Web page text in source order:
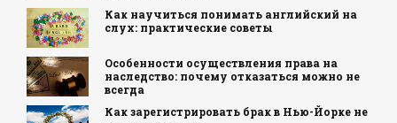
Как научиться понимать английский на
слух: практические советы
Особенности осуществления права на
наследство: почему отказаться можно не
всегда
Как зарегистрировать брак в Нью-Йорке не